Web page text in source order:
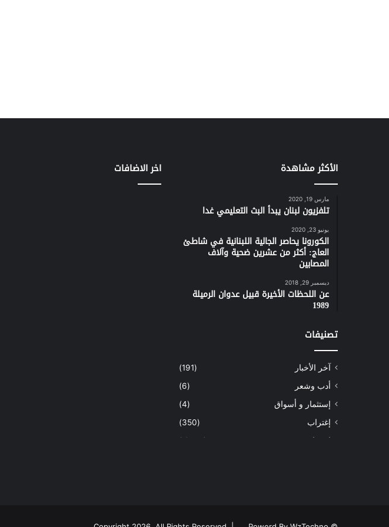
الأكثر مشاهدة
مارس 19, 2020
تلفزيون لبنان يبدأ البث التعليمي غدا
يونيو 23, 2020
الكورونا يحاصر الجالية اللبنانية في شاطئ
العاج: أكثر من عشرين ضحية وآلاف
المصابين
ديسمبر 29, 2018
عن اللحظات الأخيرة قبيل عدوان الرميلة
1989
تصنيفات
آخر الأخبار
(191)
أدب وشعر
(6)
إستثمار و أسواق
(4)
إغتراب
(350)
إقتصاد
(1٬039)
اخر الاضافات